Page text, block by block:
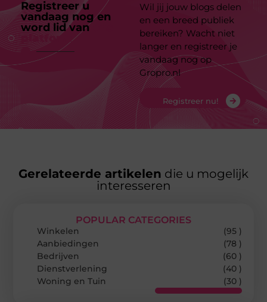
Registreer u
vandaag nog en
word lid van
platform
Wil jij jouw blogs delen
en een breed publiek
bereiken? Wacht niet
langer en registreer je
vandaag nog op
Gropro.nl
Registreer nu!
Gerelateerde artikelen die u mogelijk
interesseren
POPULAR CATEGORIES
Winkelen
(95 )
Aanbiedingen
(78 )
Bedrijven
(60 )
Dienstverlening
(40 )
Woning en Tuin
(30 )